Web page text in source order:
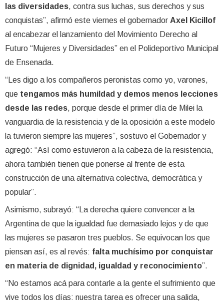
las diversidades, contra sus luchas, sus derechos y sus
conquistas”, afirmó este viernes el gobernador Axel Kicillof
al encabezar el lanzamiento del Movimiento Derecho al
Futuro “Mujeres y Diversidades” en el Polideportivo Municipal
de Ensenada.
“Les digo a los compañeros peronistas como yo, varones,
que tengamos más humildad y demos menos lecciones
desde las redes, porque desde el primer día de Milei la
vanguardia de la resistencia y de la oposición a este modelo
la tuvieron siempre las mujeres”, sostuvo el Gobernador y
agregó: “Así como estuvieron a la cabeza de la resistencia,
ahora también tienen que ponerse al frente de esta
construcción de una alternativa colectiva, democrática y
popular”.
Asimismo, subrayó: “La derecha quiere convencer a la
Argentina de que la igualdad fue demasiado lejos y de que
las mujeres se pasaron tres pueblos. Se equivocan los que
piensan así, es al revés: falta muchísimo por conquistar
en materia de dignidad, igualdad y reconocimiento”.
“No estamos acá para contarle a la gente el sufrimiento que
vive todos los días: nuestra tarea es ofrecer una salida,